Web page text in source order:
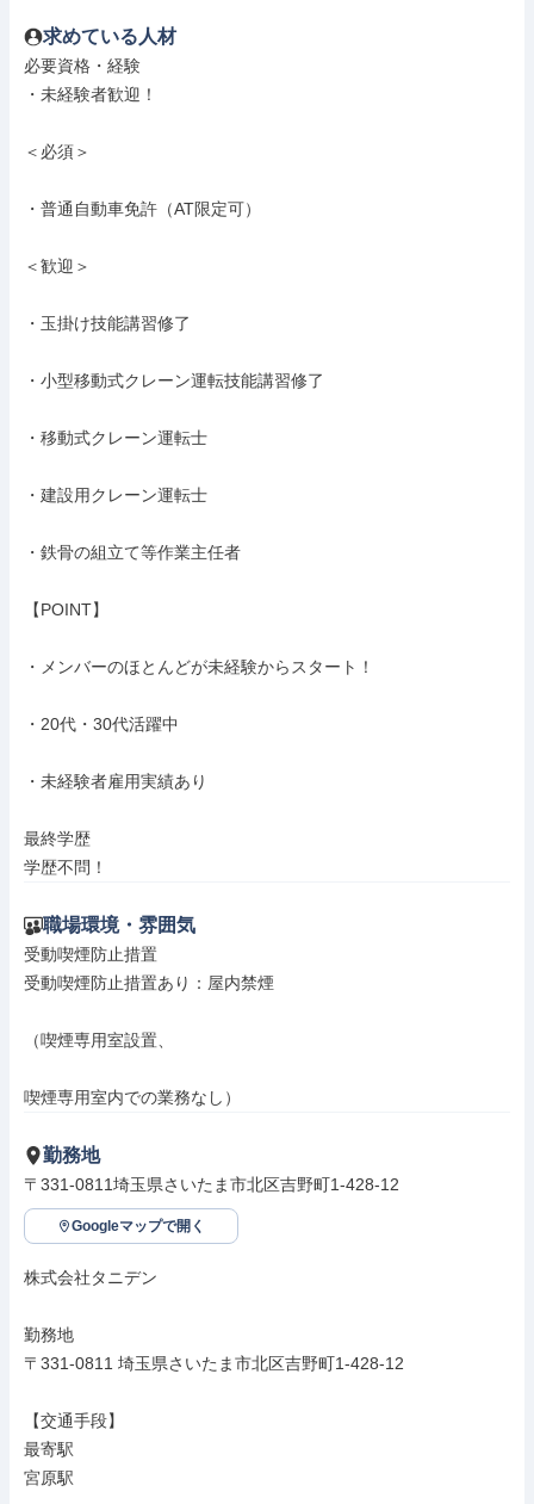
求めている人材
必要資格・経験
・未経験者歓迎！
＜必須＞
・普通自動車免許（AT限定可）
＜歓迎＞
・玉掛け技能講習修了
・小型移動式クレーン運転技能講習修了
・移動式クレーン運転士
・建設用クレーン運転士
・鉄骨の組立て等作業主任者
【POINT】
・メンバーのほとんどが未経験からスタート！
・20代・30代活躍中
・未経験者雇用実績あり
最終学歴
学歴不問！
職場環境・雰囲気
受動喫煙防止措置
受動喫煙防止措置あり：屋内禁煙
（喫煙専用室設置、
喫煙専用室内での業務なし）
勤務地
〒331-0811埼玉県さいたま市北区吉野町1-428-12
Googleマップで開く
株式会社タニデン
勤務地
〒331-0811 埼玉県さいたま市北区吉野町1-428-12
【交通手段】
最寄駅
宮原駅